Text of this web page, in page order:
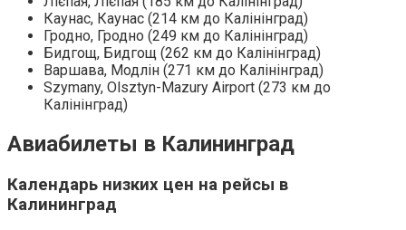
Каунас, Каунас (214 км до Калінінград)
Гродно, Гродно (249 км до Калінінград)
Бидгощ, Бидгощ (262 км до Калінінград)
Варшава, Модлін (271 км до Калінінград)
Szymany, Olsztyn-Mazury Airport (273 км до
Калінінград)
Авиабилеты в Калининград
Календарь низких цен на рейсы в
Калининград